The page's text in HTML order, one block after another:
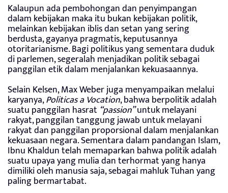
Kalaupun ada pembohongan dan penyimpangan
dalam kebijakan maka itu bukan kebijakan politik,
melainkan kebijakan iblis dan setan yang sering
berdusta, gayanya pragmatis, keputusannya
otoritarianisme. Bagi politikus yang sementara duduk
di parlemen, segeralah menjadikan politik sebagai
panggilan etik dalam menjalankan kekuasaannya.
Selain Kelsen, Max Weber juga menyampaikan melalui
karyanya,Politicas a Vocation, bahwa berpolitik adalah
suatu panggilan hasrat “passion”untuk melayani
rakyat, panggilan tanggung jawab untuk melayani
rakyat dan panggilan proporsional dalam menjalankan
kekuasaan negara. Sementara dalam pandangan Islam,
Ibnu Khaldun telah memaparkan bahwa politik adalah
suatu upaya yang mulia dan terhormat yang hanya
dimiliki oleh manusia saja, sebagai mahluk Tuhan yang
paling bermartabat.